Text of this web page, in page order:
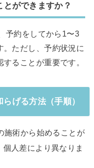
ができますか？
予約をしてから1〜3
。ただし、予約状況に
ることが重要です。
げる方法（手順）
施術から始めることが
人差により異なりま